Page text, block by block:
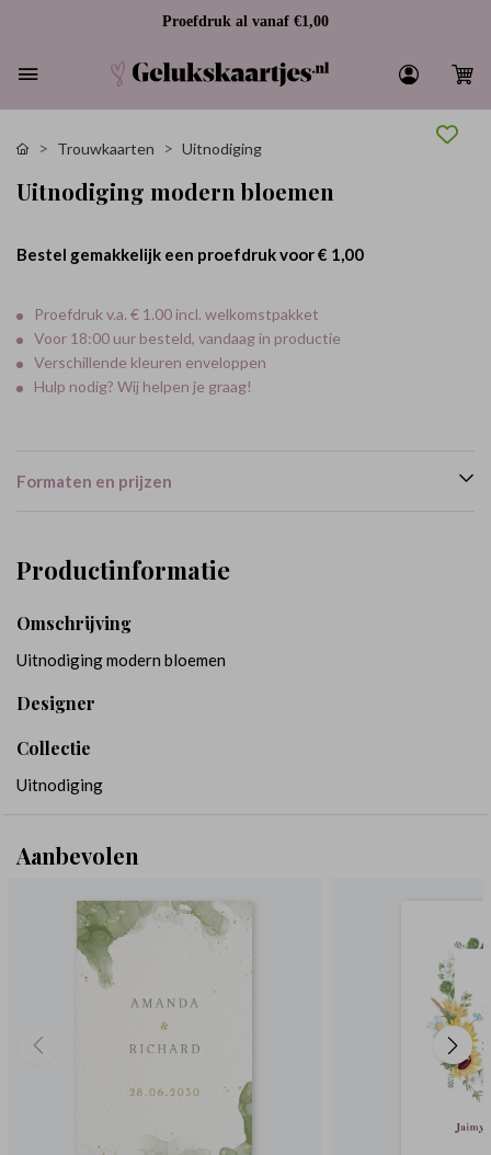
Proefdruk al vanaf €1,00
Trouwkaarten Uitnodiging
Uitnodiging modern bloemen
Bestel gemakkelijk een proefdruk voor€ 1,00
Proefdruk v.a. € 1.00 incl. welkomstpakket
Voor 18:00 uur besteld, vandaag in productie
Verschillende kleuren enveloppen
Hulp nodig? Wij helpen je graag!
Formaten en prijzen
Productinformatie
Omschrijving
Uitnodiging modern bloemen
Designer
Collectie
Uitnodiging
Aanbevolen